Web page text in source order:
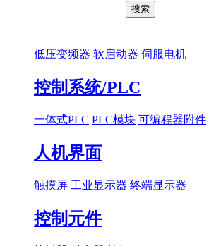
低压变频器 软启动器 伺服电机
控制系统/PLC
一体式PLC PLC模块 可编程器附件
人机界面
触摸屏 工业显示器 终端显示器
控制元件